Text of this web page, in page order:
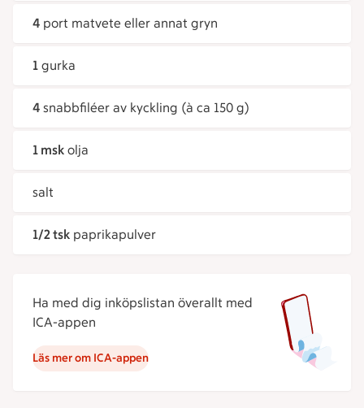
4 port matvete eller annat gryn
1 gurka
4 snabbfiléer av kyckling (à ca 150 g)
1 msk olja
salt
1/2 tsk paprikapulver
Ha med dig inköpslistan överallt med
ICA-appen
Läs mer om ICA-appen